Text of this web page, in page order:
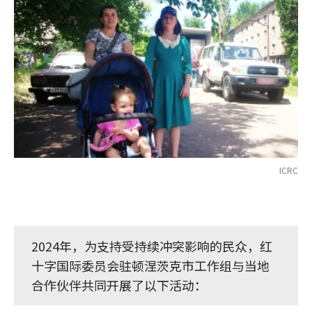
ICRC
2024年，为支持受持续冲突影响的民众，红
十字国际委员会驻顿涅茨克市工作组与当地
合作伙伴共同开展了以下活动：